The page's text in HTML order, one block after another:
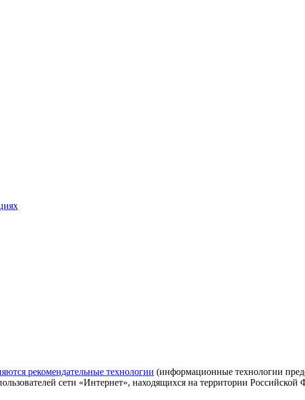
рекомендательные технологии (информационные технологии
сети «Интернет», находящихся на территории Российской